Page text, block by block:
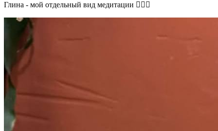
Глина - мой отдельный вид медитации 🧘🏽‍♀️